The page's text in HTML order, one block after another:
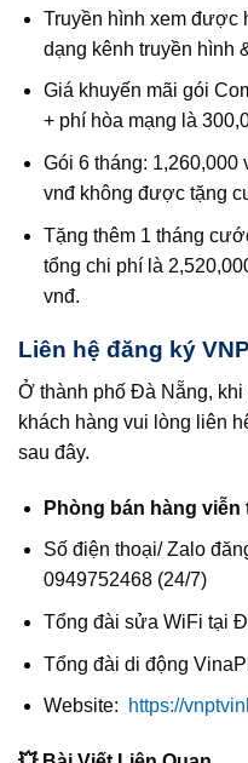
Truyền hình xem được
dạng kênh truyền hình
Giá khuyến mãi gói
+ phí hòa mạng là
Gói 6 tháng: 1,260,000
vnđ không được tặng
Tặng thêm 1 tháng
tổng chi phí là
vnđ.
Liên hệ đăng ký
Ở thành phố Đà Nẵng, khi
khách hàng vui lòng liên
sau đây.
Phòng bán hàng
Số điện thoại/ Zalo
0949752468 (24/7)
Tổng đài sửa WiFi tại
Tổng đài di động
Website: https://